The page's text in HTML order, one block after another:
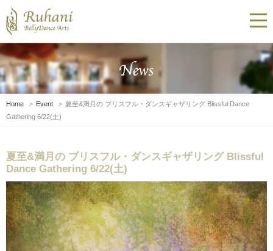
Home Event
夏至&満月の ブリスフル・ダンスギャザリング Blissful Dance
Gathering 6/22(土)
夏至&満月の ブリスフル・ダンスギャザリング Blissful
Dance Gathering 6/22(土)